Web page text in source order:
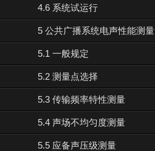
4.6 系统试运行
5 公共广播系统电声性能测量
5.1 一般规定
5.2 测量点选择
5.3 传输频率特性测量
5.4 声场不均匀度测量
5.5 应备声压级测量